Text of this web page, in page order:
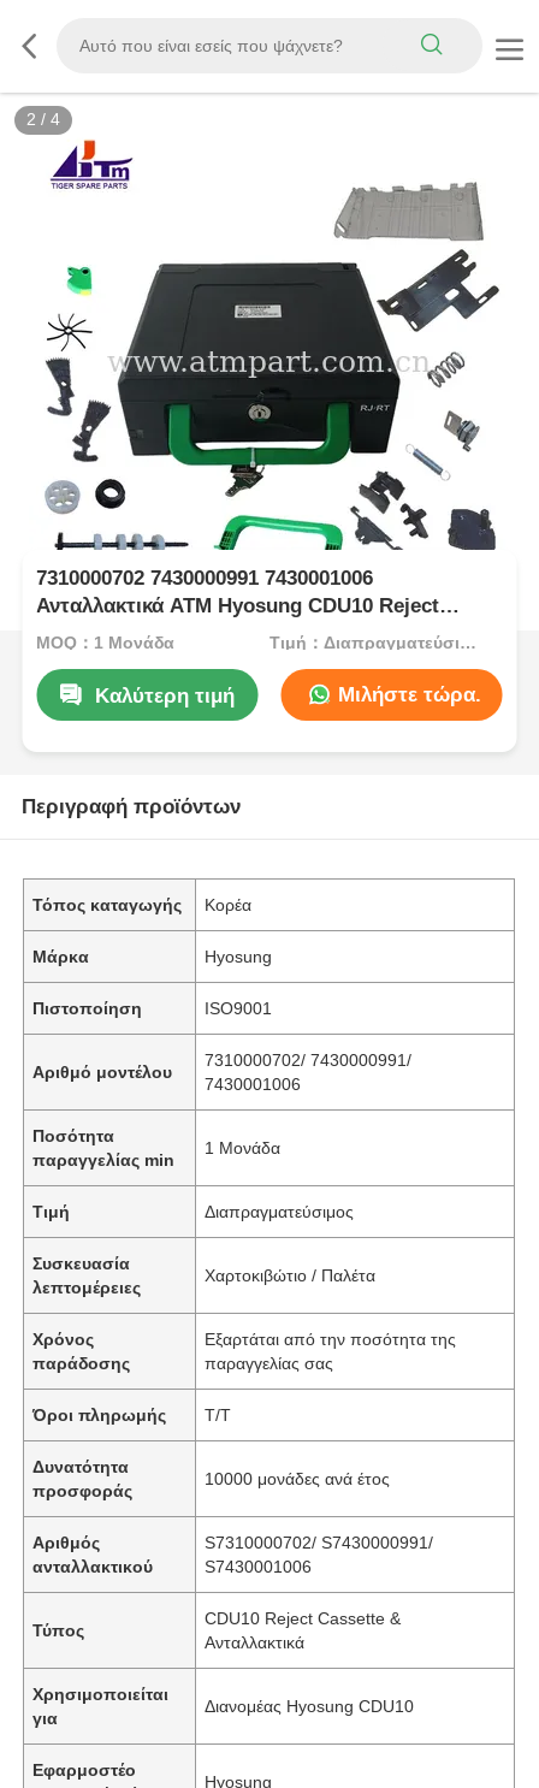
2 / 4
7310000702 7430000991 7430001006
Ανταλλακτικά ATM Hyosung CDU10 Reject
Cassette
MOQ：1 Μονάδα Τιμή：Διαπραγματεύσιμος
Καλύτερη τιμή Μιλήστε τώρα.
Περιγραφή προϊόντων
Τόπος καταγωγής Κορέα
Μάρκα Hyosung
Πιστοποίηση ISO9001
Αριθμό μοντέλου
7310000702/ 7430000991/
7430001006
Ποσότητα
παραγγελίας min
1 Μονάδα
Τιμή Διαπραγματεύσιμος
Συσκευασία
λεπτομέρειες
Χαρτοκιβώτιο / Παλέτα
Χρόνος
παράδοσης
Εξαρτάται από την ποσότητα της
παραγγελίας σας
Όροι πληρωμής T/T
Δυνατότητα
προσφοράς
10000 μονάδες ανά έτος
Αριθμός
ανταλλακτικού
S7310000702/ S7430000991/
S7430001006
Τύπος
CDU10 Reject Cassette &
Ανταλλακτικά
Χρησιμοποιείται
για
Διανομέας Hyosung CDU10
Εφαρμοστέο
Hyosung